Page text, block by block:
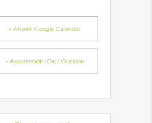
+ Añadir Google Calendar
+ exportación iCal / Outlook